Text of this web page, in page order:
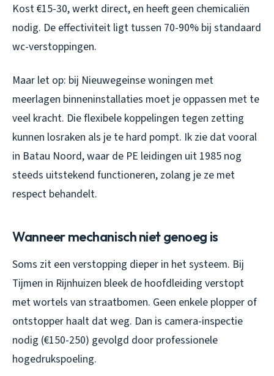
Kost €15-30, werkt direct, en heeft geen chemicaliën
nodig. De effectiviteit ligt tussen 70-90% bij standaard
wc-verstoppingen.
Maar let op: bij Nieuwegeinse woningen met
meerlagen binneninstallaties moet je oppassen met te
veel kracht. Die flexibele koppelingen tegen zetting
kunnen losraken als je te hard pompt. Ik zie dat vooral
in Batau Noord, waar de PE leidingen uit 1985 nog
steeds uitstekend functioneren, zolang je ze met
respect behandelt.
Wanneer mechanisch niet genoeg is
Soms zit een verstopping dieper in het systeem. Bij
Tijmen in Rijnhuizen bleek de hoofdleiding verstopt
met wortels van straatbomen. Geen enkele plopper of
ontstopper haalt dat weg. Dan is camera-inspectie
nodig (€150-250) gevolgd door professionele
hogedrukspoeling.